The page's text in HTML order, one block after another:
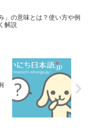
」の意味とは？使い方や例
解説